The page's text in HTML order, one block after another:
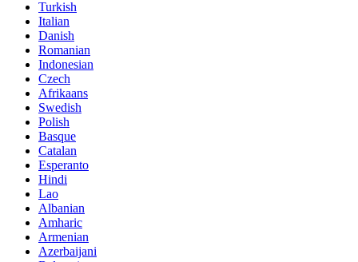
Turkish
Italian
Danish
Romanian
Indonesian
Czech
Afrikaans
Swedish
Polish
Basque
Catalan
Esperanto
Hindi
Lao
Albanian
Amharic
Armenian
Azerbaijani